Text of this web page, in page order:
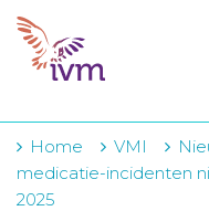
VMI
IVM-academie
Zorginstellingen
Home VMI
medicatie-incidenten
2025